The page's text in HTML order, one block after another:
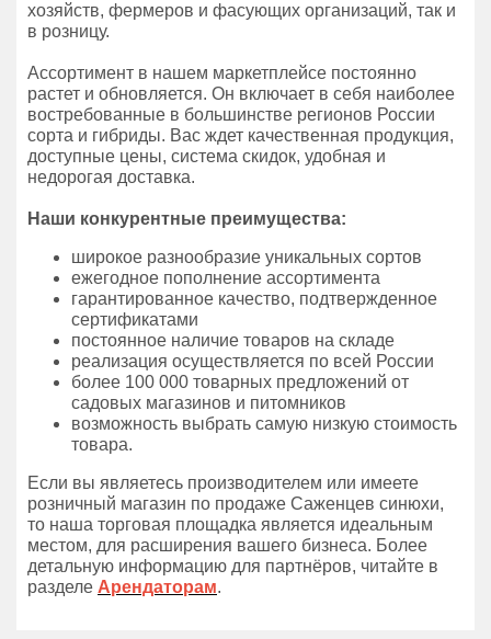
хозяйств, фермеров и фасующих организаций, так и
в розницу.
Ассортимент в нашем маркетплейсе постоянно
растет и обновляется. Он включает в себя наиболее
востребованные в большинстве регионов России
сорта и гибриды. Вас ждет качественная продукция,
доступные цены, система скидок, удобная и
недорогая доставка.
Наши конкурентные преимущества:
широкое разнообразие уникальных сортов
ежегодное пополнение ассортимента
гарантированное качество, подтвержденное
сертификатами
постоянное наличие товаров на складе
реализация осуществляется по всей России
более 100 000 товарных предложений от
садовых магазинов и питомников
возможность выбрать самую низкую стоимость
товара.
Если вы являетесь производителем или имеете
розничный магазин по продаже Саженцев синюхи,
то наша торговая площадка является идеальным
местом, для расширения вашего бизнеса. Более
детальную информацию для партнёров, читайте в
разделе Арендаторам.